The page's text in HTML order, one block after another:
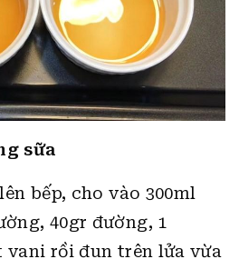
sữa
bếp, cho vào 300ml
40gr đường, 1
vani rồi đun trên lửa vừa